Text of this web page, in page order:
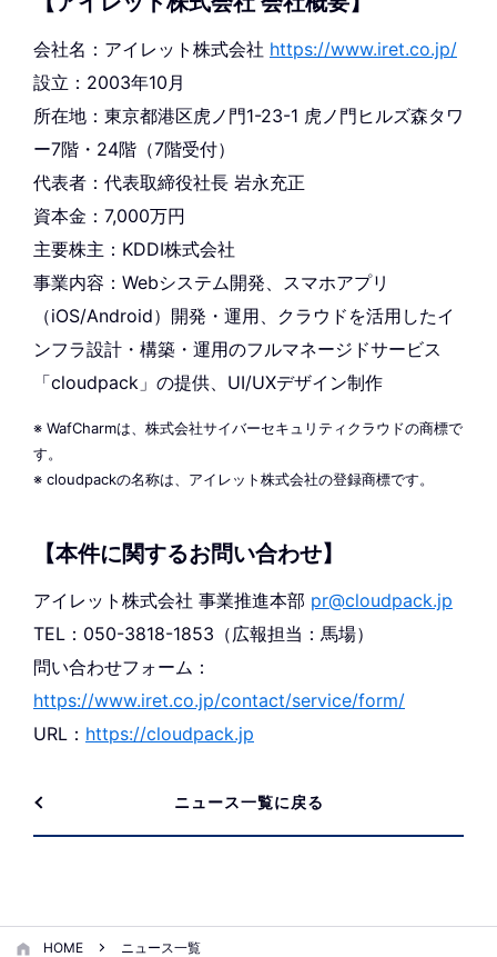
会社名：アイレット株式会社 https://www.iret.co.jp/
設立：2003年10月
所在地：東京都港区虎ノ門1-23-1 虎ノ門ヒルズ森タワ
ー7階・24階（7階受付）
代表者：代表取締役社長 岩永充正
資本金：7,000万円
主要株主：KDDI株式会社
事業内容：Webシステム開発、スマホアプリ
（iOS/Android）開発・運用、クラウドを活用したイ
ンフラ設計・構築・運用のフルマネージドサービス
「cloudpack」の提供、UI/UXデザイン制作
※ WafCharmは、株式会社サイバーセキュリティクラウドの商標で
す。
※ cloudpackの名称は、アイレット株式会社の登録商標です。
【本件に関するお問い合わせ】
アイレット株式会社 事業推進本部 pr@cloudpack.jp
TEL：050-3818-1853（広報担当：馬場）
問い合わせフォーム：
https://www.iret.co.jp/contact/service/form/
URL： https://cloudpack.jp
ニュース一覧に戻る
HOME
ニュース一覧